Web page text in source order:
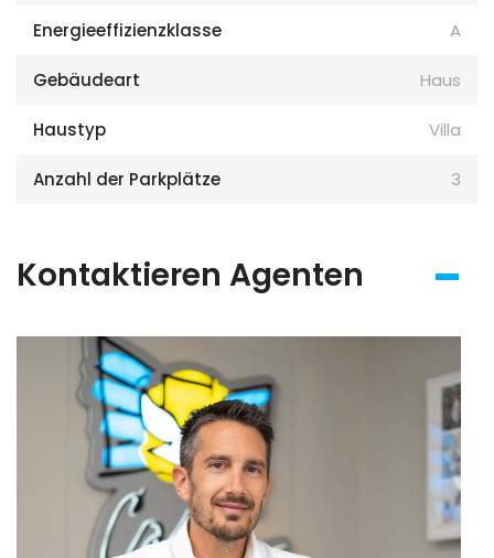
Energieeffizienzklasse A
Gebäudeart Haus
Haustyp Villa
Anzahl der Parkplätze 3
Kontaktieren Agenten